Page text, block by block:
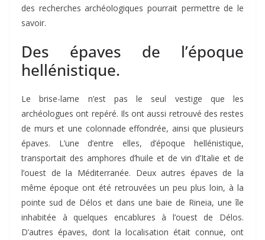
des recherches archéologiques pourrait permettre de le
savoir.
Des épaves de l’époque
hellénistique.
Le brise-lame n’est pas le seul vestige que les
archéologues ont repéré. Ils ont aussi retrouvé des restes
de murs et une colonnade effondrée, ainsi que plusieurs
épaves. L’une d’entre elles, d’époque hellénistique,
transportait des amphores d’huile et de vin d’Italie et de
l’ouest de la Méditerranée. Deux autres épaves de la
même époque ont été retrouvées un peu plus loin, à la
pointe sud de Délos et dans une baie de Rineia, une île
inhabitée à quelques encablures à l’ouest de Délos.
D’autres épaves, dont la localisation était connue, ont